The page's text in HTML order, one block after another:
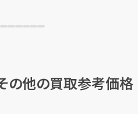
その他の買取参考価格